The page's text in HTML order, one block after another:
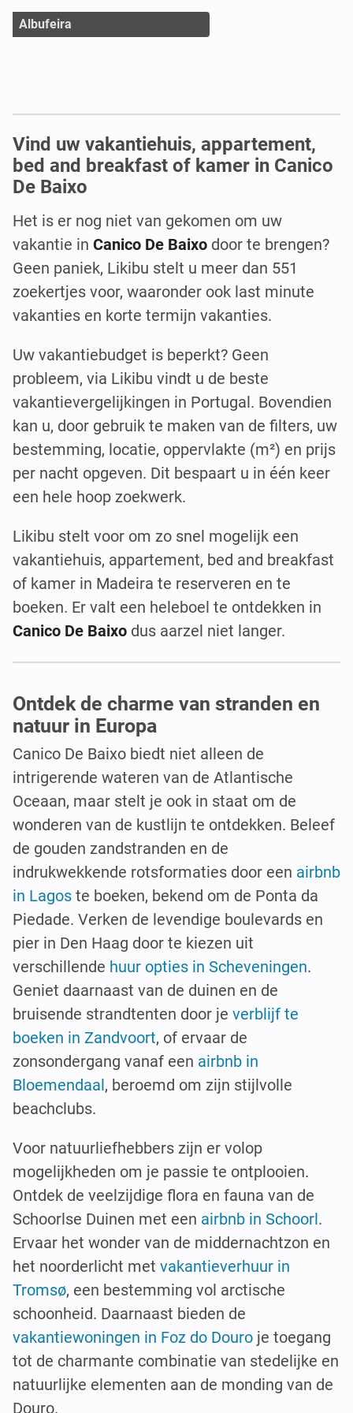
Albufeira
Vind uw vakantiehuis, appartement,
bed and breakfast of kamer in Canico
De Baixo
Het is er nog niet van gekomen om uw
vakantie in Canico De Baixo door te brengen?
Geen paniek, Likibu stelt u meer dan 551
zoekertjes voor, waaronder ook last minute
vakanties en korte termijn vakanties.
Uw vakantiebudget is beperkt? Geen
probleem, via Likibu vindt u de beste
vakantievergelijkingen in Portugal. Bovendien
kan u, door gebruik te maken van de filters, uw
bestemming, locatie, oppervlakte (m²) en prijs
per nacht opgeven. Dit bespaart u in één keer
een hele hoop zoekwerk.
Likibu stelt voor om zo snel mogelijk een
vakantiehuis, appartement, bed and breakfast
of kamer in Madeira te reserveren en te
boeken. Er valt een heleboel te ontdekken in
Canico De Baixo dus aarzel niet langer.
Ontdek de charme van stranden en
natuur in Europa
Canico De Baixo biedt niet alleen de
intrigerende wateren van de Atlantische
Oceaan, maar stelt je ook in staat om de
wonderen van de kustlijn te ontdekken. Beleef
de gouden zandstranden en de
indrukwekkende rotsformaties door een airbnb
in Lagos te boeken, bekend om de Ponta da
Piedade. Verken de levendige boulevards en
pier in Den Haag door te kiezen uit
verschillende huur opties in Scheveningen.
Geniet daarnaast van de duinen en de
bruisende strandtenten door je verblijf te
boeken in Zandvoort, of ervaar de
zonsondergang vanaf een airbnb in
Bloemendaal, beroemd om zijn stijlvolle
beachclubs.
Voor natuurliefhebbers zijn er volop
mogelijkheden om je passie te ontplooien.
Ontdek de veelzijdige flora en fauna van de
Schoorlse Duinen met een airbnb in Schoorl.
Ervaar het wonder van de middernachtzon en
het noorderlicht met vakantieverhuur in
Tromsø, een bestemming vol arctische
schoonheid. Daarnaast bieden de
vakantiewoningen in Foz do Douro je toegang
tot de charmante combinatie van stedelijke en
natuurlijke elementen aan de monding van de
Douro.